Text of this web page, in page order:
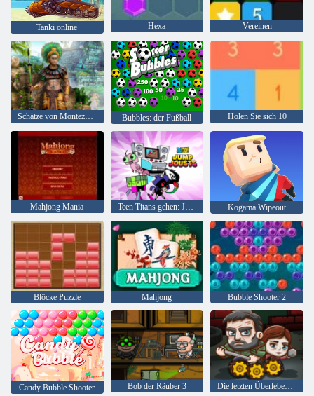
Tanki online Hexa Vereinen
Schätze von Montezuma 2 Bubbles: der Fußball Holen Sie sich 10
Mahjong Mania Teen Titans gehen: Jump Joss Kogama Wipeout
Blöcke Puzzle Mahjong Bubble Shooter 2
Candy Bubble Shooter Bob der Räuber 3 Die letzten Überlebenden